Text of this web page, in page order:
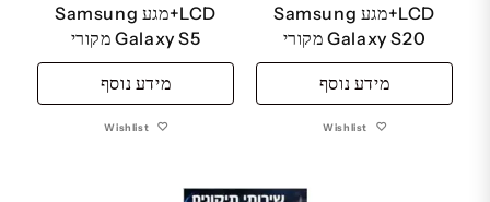
LCD+מגע Samsung
Galaxy S20 מקורי
מידע נוסף
Wishlist
LCD+מגע Samsung
Galaxy S5 מקורי
מידע נוסף
Wishlist